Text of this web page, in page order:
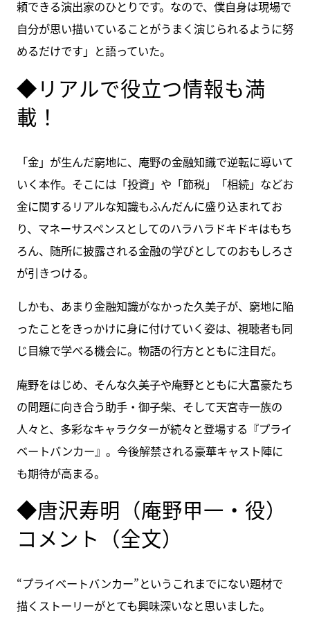
頼できる演出家のひとりです。なので、僕自身は現場で
自分が思い描いていることがうまく演じられるように努
めるだけです」と語っていた。
◆リアルで役立つ情報も満
載！
「金」が生んだ窮地に、庵野の金融知識で逆転に導いて
いく本作。そこには「投資」や「節税」「相続」などお
金に関するリアルな知識もふんだんに盛り込まれてお
り、マネーサスペンスとしてのハラハラドキドキはもち
ろん、随所に披露される金融の学びとしてのおもしろさ
が引きつける。
しかも、あまり金融知識がなかった久美子が、窮地に陥
ったことをきっかけに身に付けていく姿は、視聴者も同
じ目線で学べる機会に。物語の行方とともに注目だ。
庵野をはじめ、そんな久美子や庵野とともに大富豪たち
の問題に向き合う助手・御子柴、そして天宮寺一族の
人々と、多彩なキャラクターが続々と登場する『プライ
ベートバンカー』。今後解禁される豪華キャスト陣に
も期待が高まる。
◆唐沢寿明（庵野甲一・役）
コメント（全文）
“プライベートバンカー”というこれまでにない題材で
描くストーリーがとても興味深いなと思いました。